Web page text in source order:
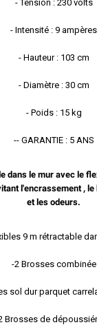
- Tension : 230 volts
- Intensité : 9 ampères
- Hauteur : 103 cm
- Diamètre : 30 cm
- Poids : 15 kg
-- GARANTIE : 5 ANS
dans le mur avec le
l'encrassement ,
et les odeurs.
9 m rétractable
-2 Brosses combinée
sol dur parquet
Brosses de